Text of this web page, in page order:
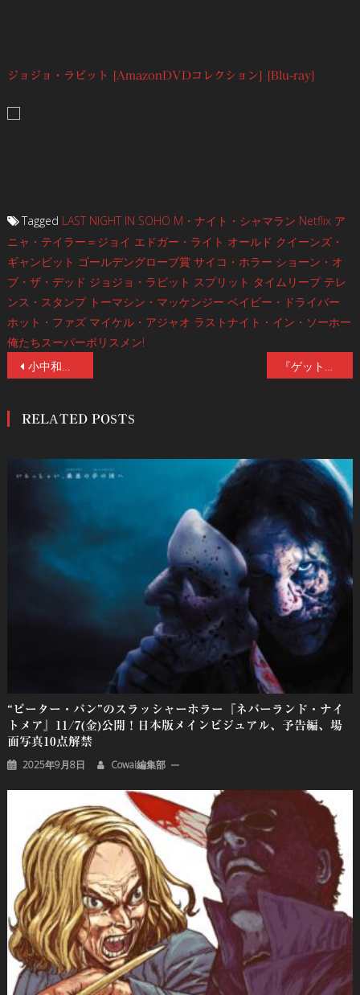
ジョジョ・ラビット [AmazonDVDコレクション] [Blu-ray]
Tagged LAST NIGHT IN SOHO M・ナイト・シャマラン Netflix ア
ニャ・テイラー＝ジョイ エドガー・ライト オールド クイーンズ・
ギャンビット ゴールデングローブ賞 サイコ・ホラー ショーン・オ
ブ・ザ・デッド ジョジョ・ラビット スプリット タイムリープ テレ
ンス・スタンプ トーマシン・マッケンジー ベイビー・ドライバー
ホット・ファズ マイケル・アジャオ ラストナイト・イン・ソーホー
俺たちスーパーポリスメン!
投
ナ
小中和哉監督・単独インタビュー！「優れたSFやファンタジーは現実を変える力を持っている」話題のSFラブストーリー『星空のむこうの国』公開中！ 『ゲット・アウト』『アス』のプロデューサーが新たな衝撃を呼び起こすパラドックス・スリラー『アンテベラム』今秋全国公開決定！謎深まるポスタービジュアルと場面写真解禁！
RELATED POSTS
“ピーター・パン”のスラッシャーホラー『ネバーランド・ナイ
トメア』11/7(金)公開！日本版メインビジュアル、予告編、場
面写真10点解禁
2025年9月8日 Cowai編集部